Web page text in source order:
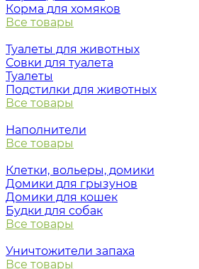
Корма для хомяков
Все товары
Туалеты для животных
Совки для туалета
Туалеты
Подстилки для животных
Все товары
Наполнители
Все товары
Клетки, вольеры, домики
Домики для грызунов
Домики для кошек
Будки для собак
Все товары
Уничтожители запаха
Все товары